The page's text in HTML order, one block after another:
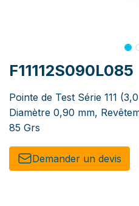
F11112S090L085
Pointe de Test Série 111
Diamètre 0,90 mm,
85 Grs
Demander un de​​vis​​